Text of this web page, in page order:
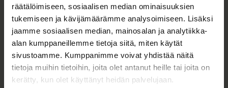
räätälöimiseen, sosiaalisen median ominaisuuksien
tukemiseen ja kävijämäärämme analysoimiseen. Lisäksi
jaamme sosiaalisen median, mainosalan ja analytiikka-
alan kumppaneillemme tietoja siitä, miten käytät
sivustoamme. Kumppanimme voivat yhdistää näitä
tietoja muihin tietoihin, joita olet antanut heille tai joita on
kerätty, kun olet käyttänyt heidän palvelujaan.
23.8.2022 Harri Järvinen